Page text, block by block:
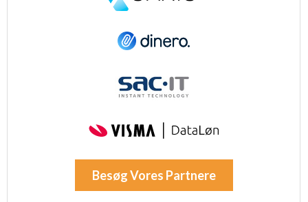
Besøg Vores Partnere